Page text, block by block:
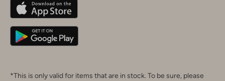
Deutschland
*This is only valid for items that are in stock. To be sure, please